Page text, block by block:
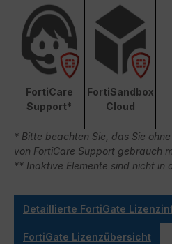
FortiCare
Support*
FortiSandbox
Cloud
* Bitte beachten Sie, das Sie
von FortiCare Support gebrauch
** Inaktive Elemente sind nicht in
Detaillierte FortiGate
FortiGate Lizenzübersicht